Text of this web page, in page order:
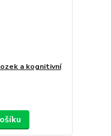
a kognitivní